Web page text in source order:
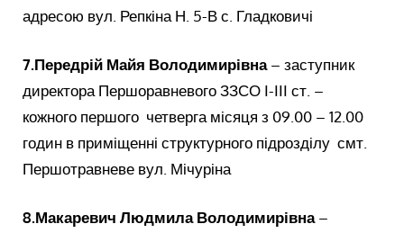
адресою вул. Репкіна Н. 5-В с. Гладковичі
7.Передрій Майя Володимирівна– заступник
директора Першоравневого ЗЗСО І-ІІІ ст. –
кожного першого четверга місяця з 09.00 – 12.00
годин в приміщенні структурного підрозділу смт.
Першотравневе вул. Мічуріна
8.Макаревич Людмила Володимирівна–